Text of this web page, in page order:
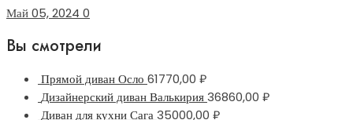
Май 05, 2024 0
Вы смотрели
Прямой диван Осло 61770,00 ₽
Дизайнерский диван Валькирия36860,00 ₽
Диван для кухни Сага35000,00 ₽